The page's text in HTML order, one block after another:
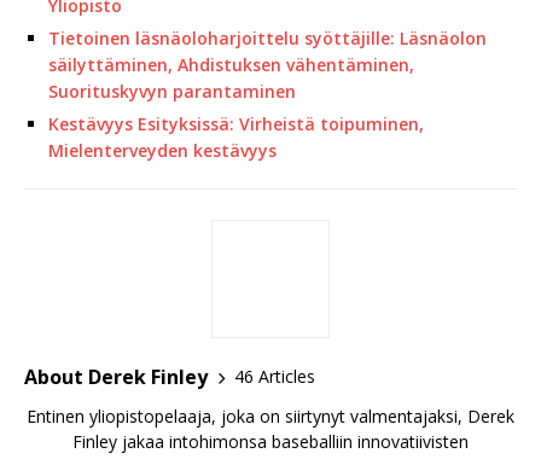
Yliopisto
Tietoinen läsnäoloharjoittelu syöttäjille: Läsnäolon
säilyttäminen, Ahdistuksen vähentäminen,
Suorituskyvyn parantaminen
Kestävyys Esityksissä: Virheistä toipuminen,
Mielenterveyden kestävyys
About Derek Finley
46 Articles
Entinen yliopistopelaaja, joka on siirtynyt valmentajaksi, Derek
Finley jakaa intohimonsa baseballiin innovatiivisten